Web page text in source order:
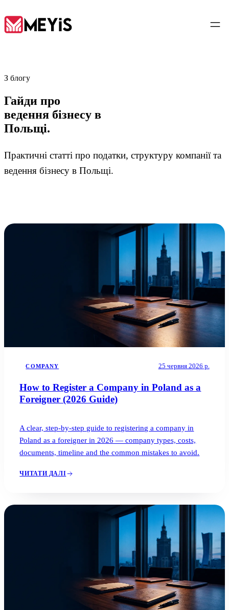
01Головна
02 Про нас
Послуги
Контакти
З блогу
Гайди про
ведення бізнесу в
Польщі.
Практичні статті про податки, структуру компанії та
ведення бізнесу в Польщі.
COMPANY 25 червня 2026 р.
How to Register a Company in Poland as a
Foreigner (2026 Guide)
A clear, step-by-step guide to registering a company in
Poland as a foreigner in 2026 — company types, costs,
documents, timeline and the common mistakes to avoid.
ЧИТАТИ ДАЛІ